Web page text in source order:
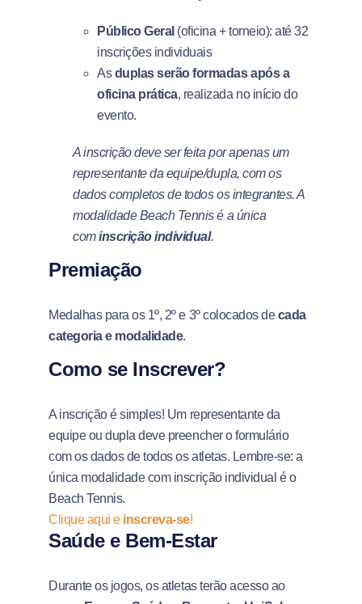
Público Geral (oficina + torneio): até 32
inscrições individuais
Asduplas serão formadas após a
oficina prática, realizada no início do
evento.
A inscrição deve ser feita por apenas um
representante da equipe/dupla, com os
dados completos de todos os integrantes. A
modalidade Beach Tennis é a única
cominscrição individual.
Premiação
Medalhas para os 1º, 2º e 3º colocados decada
categoria e modalidade.
Como se Inscrever?
A inscrição é simples! Um representante da
equipe ou dupla deve preencher o formulário
com os dados de todos os atletas. Lembre-se: a
única modalidade com inscrição individual é o
Beach Tennis.
Clique aqui e inscreva-se!
Saúde e Bem-Estar
Durante os jogos, os atletas terão acesso ao